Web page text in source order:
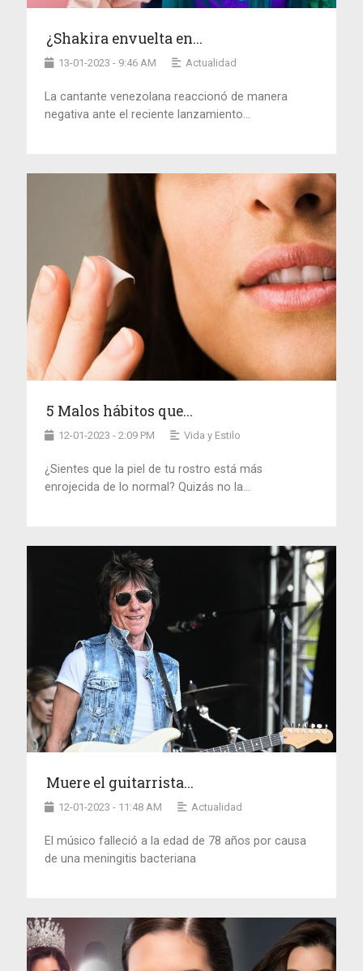
¿Shakira envuelta en...
13-01-2023 - 9:46 AM Actualidad
La cantante venezolana reaccionó de manera
negativa ante el reciente lanzamiento...
5 Malos hábitos que...
12-01-2023 - 2:09 PM Vida y Estilo
¿Sientes que la piel de tu rostro está más
enrojecida de lo normal? Quizás no la...
Muere el guitarrista...
12-01-2023 - 11:48 AM Actualidad
El músico falleció a la edad de 78 años por causa
de una meningitis bacteriana